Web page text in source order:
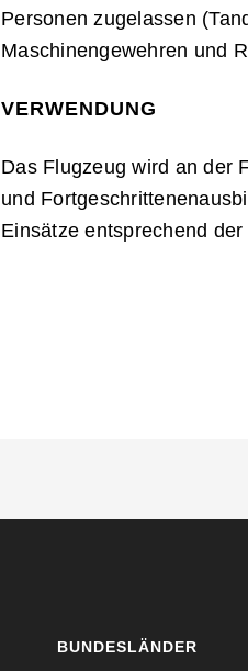
Personen zugelassen
Maschinengewehren und
VERWENDUNG
Das Flugzeug wird an der
und
Einsätze entsprechend
BUNDESLÄNDER